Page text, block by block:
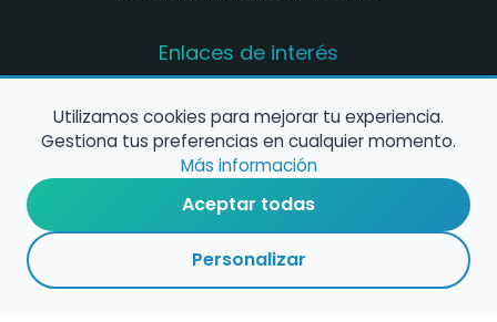
Enlaces de interés
música en España
Configura alertas de empleo
Contacta con nosotros
Utilizamos cookies para mejorar tu experiencia.
Gestiona tus preferencias en cualquier momento.
Más información
Aceptar todas
Personalizar